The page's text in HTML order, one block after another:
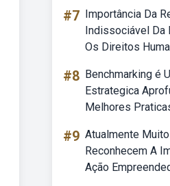
#7 Importância Da
Indissociável Da
Os Direitos
#8 Benchmarking é
Estrategica
Melhores
#9 Atualmente
Reconhecem A
Ação